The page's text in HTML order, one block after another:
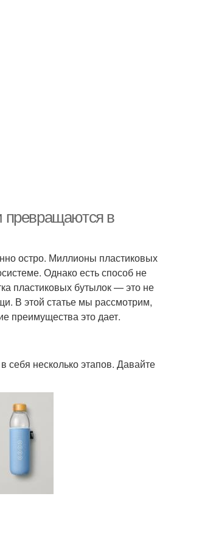
превращаются в
остро. Миллионы пластиковых
Однако есть способ не
пластиковых бутылок — это не
В этой статье мы рассмотрим,
преимущества это дает.
несколько этапов. Давайте